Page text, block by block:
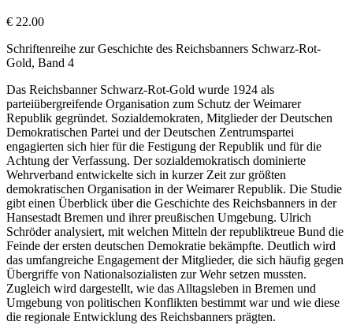
€ 22.00
Schriftenreihe zur Geschichte des Reichsbanners Schwarz-Rot-
Gold, Band 4
Das Reichsbanner Schwarz-Rot-Gold wurde 1924 als
parteiübergreifende Organisation zum Schutz der Weimarer
Republik gegründet. Sozialdemokraten, Mitglieder der Deutschen
Demokratischen Partei und der Deutschen Zentrumspartei
engagierten sich hier für die Festigung der Republik und für die
Achtung der Verfassung. Der sozialdemokratisch dominierte
Wehrverband entwickelte sich in kurzer Zeit zur größten
demokratischen Organisation in der Weimarer Republik. Die Studie
gibt einen Überblick über die Geschichte des Reichsbanners in der
Hansestadt Bremen und ihrer preußischen Umgebung. Ulrich
Schröder analysiert, mit welchen Mitteln der republiktreue Bund die
Feinde der ersten deutschen Demokratie bekämpfte. Deutlich wird
das umfangreiche Engagement der Mitglieder, die sich häufig gegen
Übergriffe von Nationalsozialisten zur Wehr setzen mussten.
Zugleich wird dargestellt, wie das Alltagsleben in Bremen und
Umgebung von politischen Konflikten bestimmt war und wie diese
die regionale Entwicklung des Reichsbanners prägten.